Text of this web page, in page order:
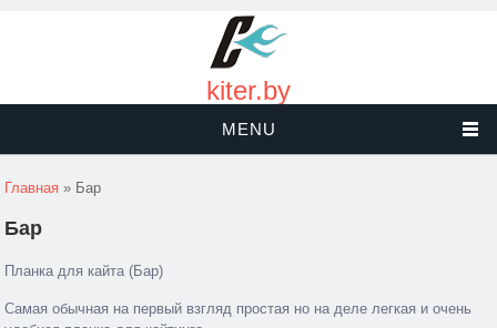
kiter.by
MENU
Вы здесь
Главная » Бар
Бар
Планка для кайта (Бар)
Самая обычная на первый взгляд простая но на деле легкая и очень